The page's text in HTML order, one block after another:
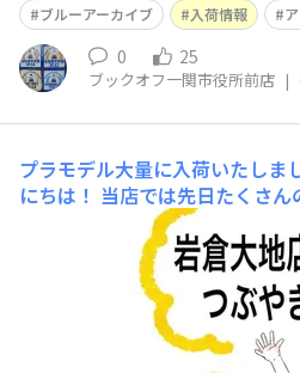
ブルーアーカイブ 入荷情報
0 25
ブックオフ一関市役所前店 |
プラモデル大量に入荷いたしま
にちは！ 当店では先日たくさ
ただきました！さっそく補充い
店の際はチェックしてみてくだ